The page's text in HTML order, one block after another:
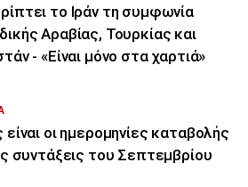
το Ιράν τη συμφωνία
Αραβίας, Τουρκίας και
- «Είναι μόνο στα χαρτιά»
είναι οι ημερομηνίες καταβολής
συντάξεις του Σεπτεμβρίου